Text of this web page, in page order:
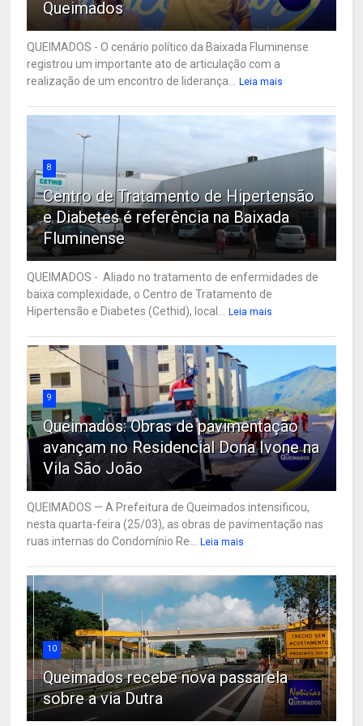
Queimados
QUEIMADOS - O cenário político da Baixada Fluminense
registrou um importante ato de articulação com a
realização de um encontro de liderança...
Leia mais
8
Centro de Tratamento de Hipertensão
e Diabetes é referência na Baixada
Fluminense
QUEIMADOS - Aliado no tratamento de enfermidades de
baixa complexidade, o Centro de Tratamento de
Hipertensão e Diabetes (Cethid), local...
Leia mais
9
Queimados: Obras de pavimentação
avançam no Residencial Dona Ivone na
Vila São João
QUEIMADOS — A Prefeitura de Queimados intensificou,
nesta quarta-feira (25/03), as obras de pavimentação nas
ruas internas do Condomínio Re...
Leia mais
10
Queimados recebe nova passarela
sobre a via Dutra